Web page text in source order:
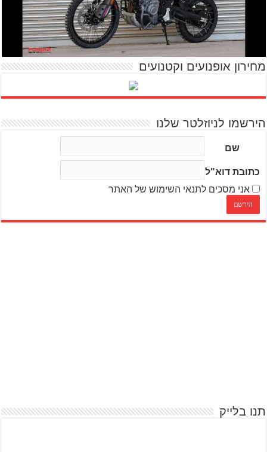
מחירון אופנועים וקטנועים
הירשמו לניוזלטר שלנו
שם
כתובת דוא"ל
אני מסכים לתנאי השימוש של האתר
תנו בלייק